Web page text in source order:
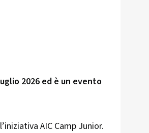
2026 ed è un evento
AIC Camp Junior.